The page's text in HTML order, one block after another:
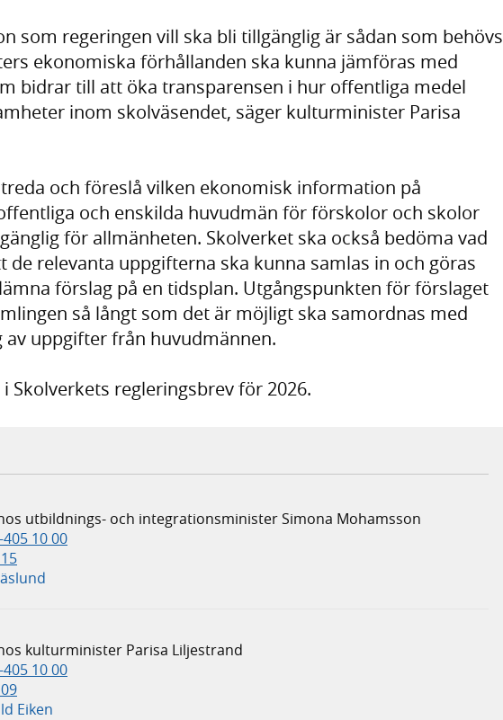
som regeringen vill ska bli tillgänglig är sådan som behövs
ekonomiska förhållanden ska kunna jämföras med
bidrar till att öka transparensen i hur offentliga medel
inom skolväsendet, säger kulturminister Parisa
och föreslå vilken ekonomisk information på
och enskilda huvudmän för förskolor och skolor
för allmänheten. Skolverket ska också bedöma vad
de relevanta uppgifterna ska kunna samlas in och göras
förslag på en tidsplan. Utgångspunkten för förslaget
så långt som det är möjligt ska samordnas med
av uppgifter från huvudmännen.
Skolverkets regleringsbrev för 2026.
utbildnings- och integrationsminister Simona Mohamsson
405 10 00
kulturminister Parisa Liljestrand
405 10 00
Eiken